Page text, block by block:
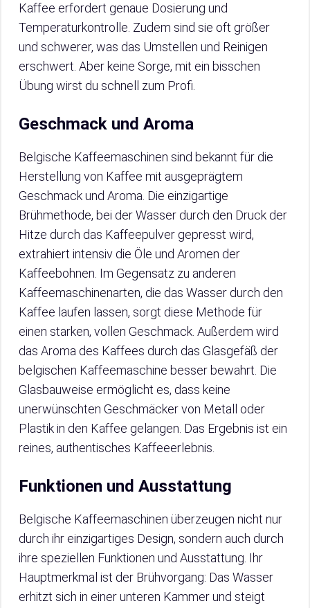
Kaffee erfordert genaue Dosierung und
Temperaturkontrolle. Zudem sind sie oft größer
und schwerer, was das Umstellen und Reinigen
erschwert. Aber keine Sorge, mit ein bisschen
Übung wirst du schnell zum Profi.
Geschmack und Aroma
Belgische Kaffeemaschinen sind bekannt für die
Herstellung von Kaffee mit ausgeprägtem
Geschmack und Aroma. Die einzigartige
Brühmethode, bei der Wasser durch den Druck der
Hitze durch das Kaffeepulver gepresst wird,
extrahiert intensiv die Öle und Aromen der
Kaffeebohnen. Im Gegensatz zu anderen
Kaffeemaschinenarten, die das Wasser durch den
Kaffee laufen lassen, sorgt diese Methode für
einen starken, vollen Geschmack. Außerdem wird
das Aroma des Kaffees durch das Glasgefäß der
belgischen Kaffeemaschine besser bewahrt. Die
Glasbauweise ermöglicht es, dass keine
unerwünschten Geschmäcker von Metall oder
Plastik in den Kaffee gelangen. Das Ergebnis ist ein
reines, authentisches Kaffeeerlebnis.
Funktionen und Ausstattung
Belgische Kaffeemaschinen überzeugen nicht nur
durch ihr einzigartiges Design, sondern auch durch
ihre speziellen Funktionen und Ausstattung. Ihr
Hauptmerkmal ist der Brühvorgang: Das Wasser
erhitzt sich in einer unteren Kammer und steigt